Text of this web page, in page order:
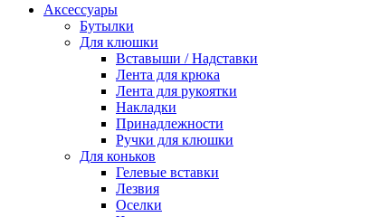
Аксессуары
Бутылки
Для клюшки
Вставыши / Надставки
Лента для крюка
Лента для рукоятки
Накладки
Принадлежности
Ручки для клюшки
Для коньков
Гелевые вставки
Лезвия
Оселки